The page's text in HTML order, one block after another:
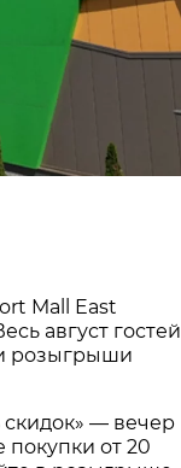
Mall East
август гостей
розыгрыши
скидок» — вечер
от 20